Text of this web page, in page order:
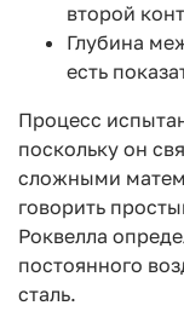
второй
Глубина
есть
Процесс
поскольку он
сложными
говорить
Роквелла
постоянного
сталь.